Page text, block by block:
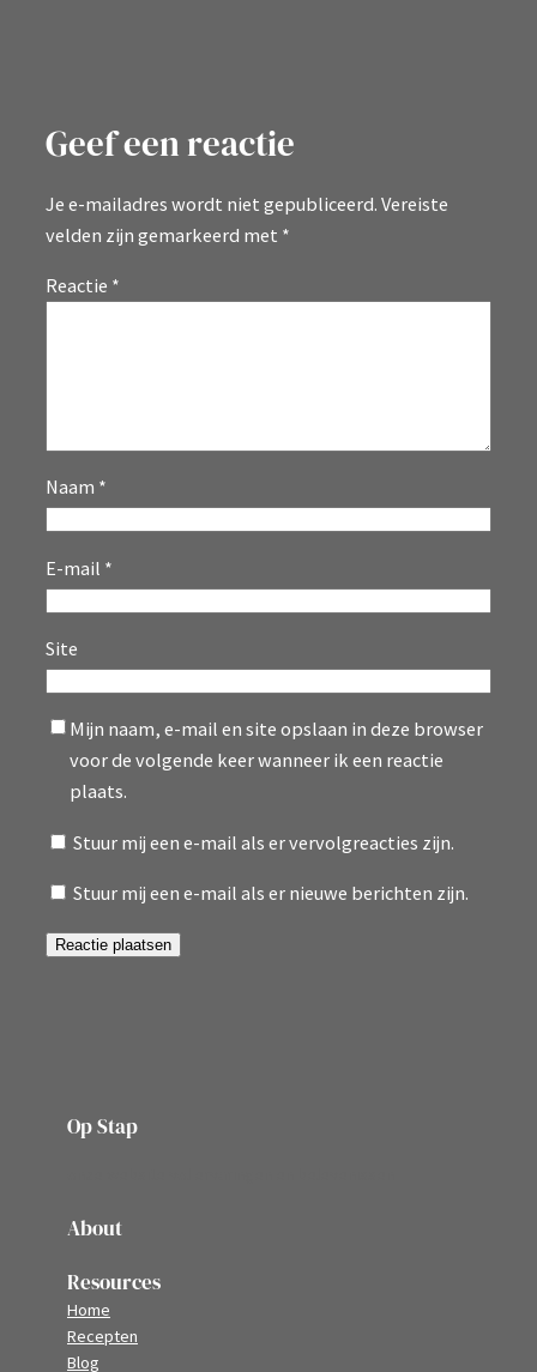
Geef een reactie
Je e-mailadres wordt niet gepubliceerd. Vereiste
velden zijn gemarkeerd met *
Reactie *
Naam *
E-mail *
Site
Mijn naam, e-mail en site opslaan in deze browser
voor de volgende keer wanneer ik een reactie
plaats.
Stuur mij een e-mail als er vervolgreacties zijn.
Stuur mij een e-mail als er nieuwe berichten zijn.
Op Stap
About
Resources
Home
Recepten
Blog